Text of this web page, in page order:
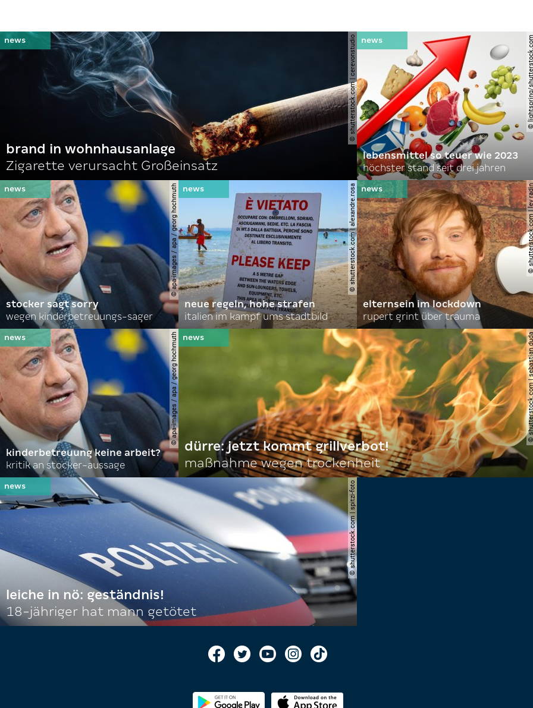
© shutterstock.com | cerevonstudio
brand in wohnhausanlage
Zigarette verursacht Großeinsatz
© lightspring/
lebensmittel so teuer wie 2023
höchster stand seit drei jahren
© apa-images / apa / georg hochmuth
stocker sagt sorry
wegen kinderbetreuungs-sager
© shutterstock.com | alexandre.rosa
neue regeln, hohe strafen
italien im kampf ums stadtbild
©
elternsein im lockdown
rupert grint über trauma
© apa-images / apa / georg hochmuth
kinderbetreuung keine arbeit?
kritik an stocker-aussage
©
dürre: jetzt kommt grillverbot!
maßnahme wegen trockenheit
© shutterstock.com | spitzi-foto
leiche in nö: geständnis!
18-jähriger hat mann getötet